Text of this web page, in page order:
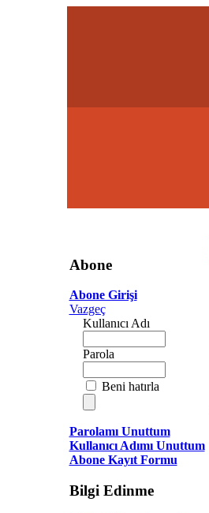
Abone
Abone Girişi
Vazgeç
Kullanıcı Adı
Parola
Beni hatırla
Parolamı Unuttum
Kullanıcı Adımı Unuttum
Abone Kayıt Formu
Bilgi Edinme